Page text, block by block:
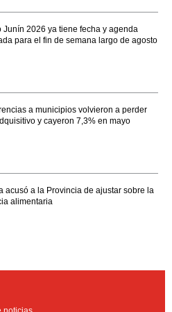
Junín 2026 ya tiene fecha y agenda
para el fin de semana largo de agosto
a municipios volvieron a perder
y cayeron 7,3% en mayo
acusó a la Provincia de ajustar sobre la
alimentaria